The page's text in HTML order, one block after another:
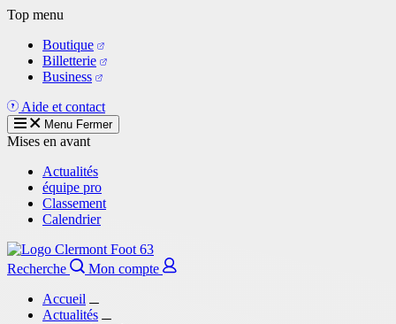
Aller
contenu
principal
Top menu
Boutique
Billetterie
Business
Aide et contact
Menu Fermer
Mises en avant
Actualités
équipe pro
Classement
Calendrier
Recherche
Mon compte
Accueil
Actualités